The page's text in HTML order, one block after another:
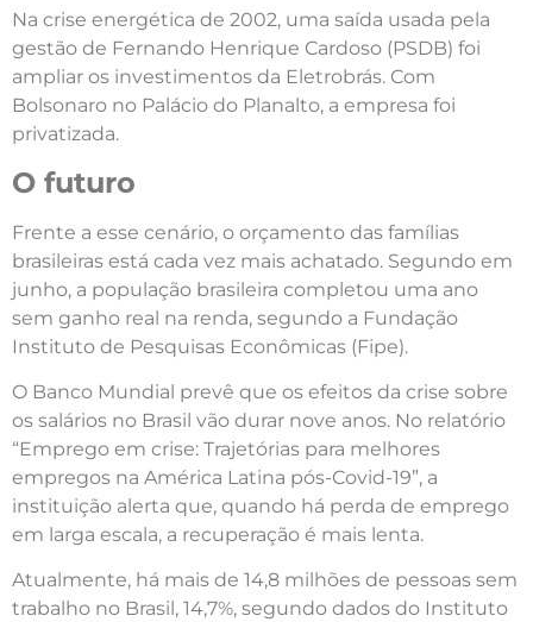
Na crise energética de 2002, uma saída usada pela
gestão de Fernando Henrique Cardoso (PSDB) foi
ampliar os investimentos da Eletrobrás. Com
Bolsonaro no Palácio do Planalto, a empresa foi
privatizada.
O futuro
Frente a esse cenário, o orçamento das famílias
brasileiras está cada vez mais achatado. Segundo em
junho, a população brasileira completou uma ano
sem ganho real na renda, segundo a Fundação
Instituto de Pesquisas Econômicas (Fipe).
O Banco Mundial prevê que os efeitos da crise sobre
os salários no Brasil vão durar nove anos. No relatório
“Emprego em crise: Trajetórias para melhores
empregos na América Latina pós-Covid-19”, a
instituição alerta que, quando há perda de emprego
em larga escala, a recuperação é mais lenta.
Atualmente, há mais de 14,8 milhões de pessoas sem
trabalho no Brasil, 14,7%, segundo dados do Instituto